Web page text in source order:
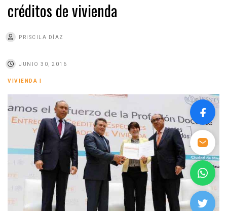
créditos de vivienda
PRISCILA DÍAZ
JUNIO 30, 2016
VIVIENDA